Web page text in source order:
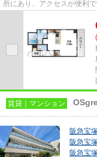
所にあり、アクセスが便利
賃貸｜マンション
阪急宝
阪急宝
阪急宝